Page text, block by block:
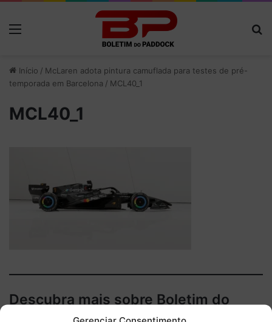
Início / McLaren adota pintura camuflada para testes de pré-
temporada em Barcelona / MCL40_1
MCL40_1
Descubra mais sobre Boletim do